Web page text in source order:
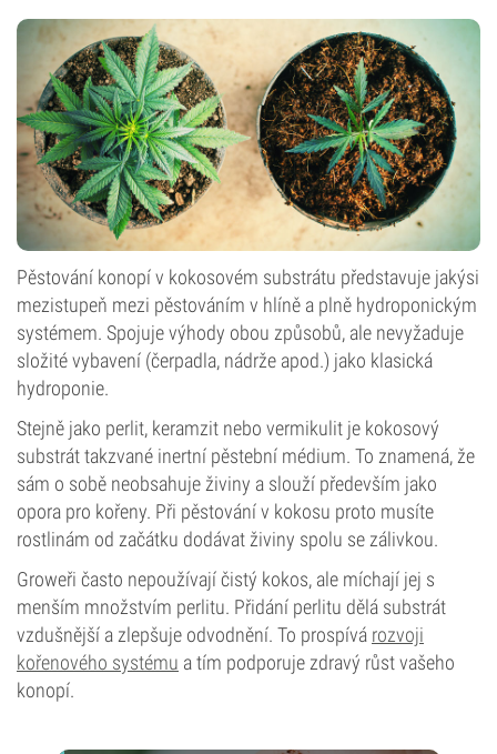
Pěstování konopí v kokosovém substrátu představuje jakýsi
mezistupeň mezi pěstováním v hlíně a plně hydroponickým
systémem. Spojuje výhody obou způsobů, ale nevyžaduje
složité vybavení (čerpadla, nádrže apod.) jako klasická
hydroponie.
Stejně jako perlit, keramzit nebo vermikulit je kokosový
substrát takzvané inertní pěstební médium. To znamená, že
sám o sobě neobsahuje živiny a slouží především jako
opora pro kořeny. Při pěstování v kokosu proto musíte
rostlinám od začátku dodávat živiny spolu se zálivkou.
Groweři často nepoužívají čistý kokos, ale míchají jej s
menším množstvím perlitu. Přidání perlitu dělá substrát
vzdušnější a zlepšuje odvodnění. To prospívá rozvoji
kořenového systému a tím podporuje zdravý růst vašeho
konopí.